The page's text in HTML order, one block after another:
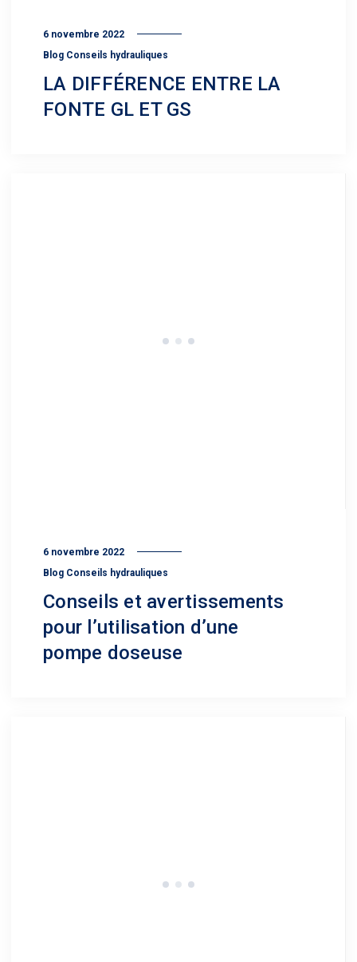
6 novembre 2022
Blog Conseils hydrauliques
LA DIFFÉRENCE ENTRE LA
FONTE GL ET GS
6 novembre 2022
Blog Conseils hydrauliques
Conseils et avertissements
pour l’utilisation d’une
pompe doseuse